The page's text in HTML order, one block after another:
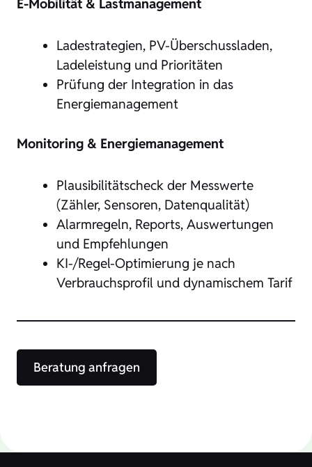
E-Mobilität & Lastmanagement
Ladestrategien, PV-Überschussladen,
Ladeleistung und Prioritäten
Prüfung der Integration in das
Energiemanagement
Monitoring & Energiemanagement
Plausibilitätscheck der Messwerte
(Zähler, Sensoren, Datenqualität)
Alarmregeln, Reports, Auswertungen
und Empfehlungen
KI-/Regel-Optimierung je nach
Verbrauchsprofil und dynamischem Tarif
Beratung anfragen